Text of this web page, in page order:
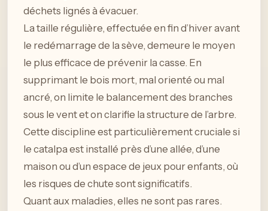
déchets lignés à évacuer.
La taille régulière, effectuée en fin d’hiver avant
le redémarrage de la sève, demeure le moyen
le plus efficace de prévenir la casse. En
supprimant le bois mort, mal orienté ou mal
ancré, on limite le balancement des branches
sous le vent et on clarifie la structure de l’arbre.
Cette discipline est particulièrement cruciale si
le catalpa est installé près d’une allée, d’une
maison ou d’un espace de jeux pour enfants, où
les risques de chute sont significatifs.
Quant aux maladies, elles ne sont pas rares.